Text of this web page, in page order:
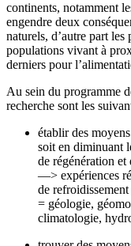
continents, notamment
engendre deux
naturels, d’autre part les
populations vivant à
derniers pour
Au sein du programme
recherche sont les
établir des
soit en diminuant
de régénération et
—> expériences
de
= géologie,
climatologie,